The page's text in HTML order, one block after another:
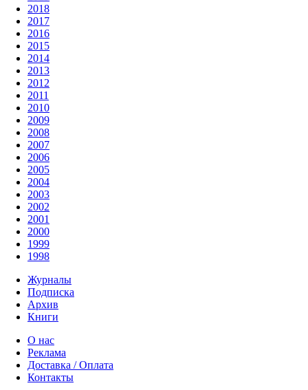
2018
2017
2016
2015
2014
2013
2012
2011
2010
2009
2008
2007
2006
2005
2004
2003
2002
2001
2000
1999
1998
Журналы
Подписка
Архив
Книги
О нас
Реклама
Доставка / Оплата
Контакты